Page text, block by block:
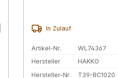
In Zulauf
Artikel-Nr.
WL74367
Hersteller
HAKKO
Hersteller-Nr.
T39-BC1020